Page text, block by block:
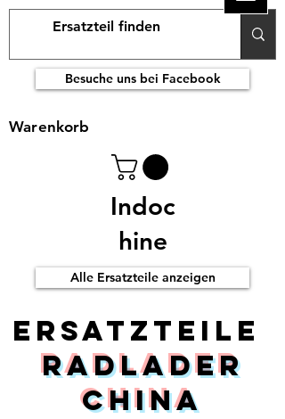
Alle Ersatzteile anzeigen
Indoc
hine
Warenkorb
ERsatzteile
Radlader
China
Besuche uns bei Facebook